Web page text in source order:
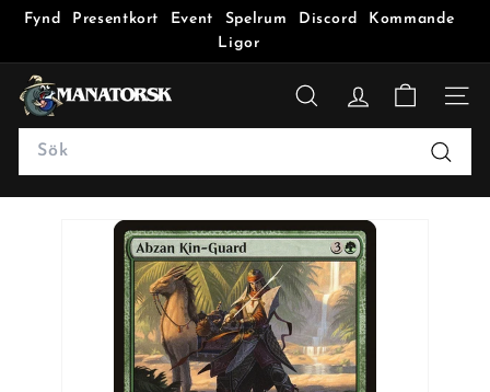
Fynd Presentkort Event Spelrum Discord
Kommande
Ligor
M
a
a
t
SÖK
Search
Sök